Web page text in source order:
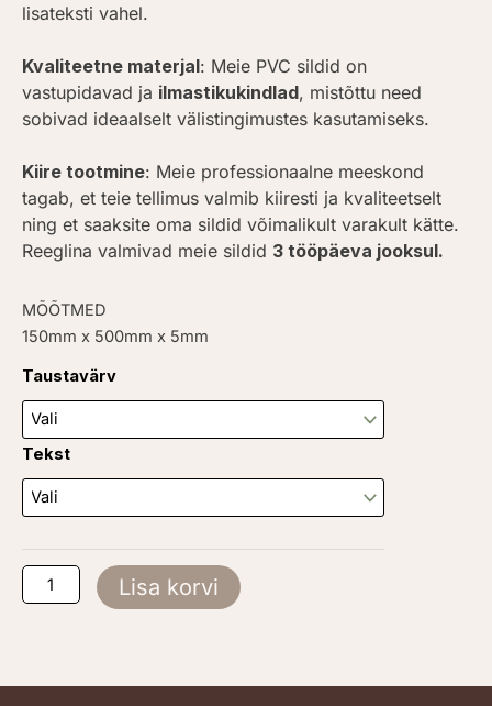
lisateksti vahel.
Kvaliteetne materjal: Meie PVC sildid on
vastupidavad ja ilmastikukindlad, mistõttu need
sobivad ideaalselt välistingimustes kasutamiseks.
Kiire tootmine: Meie professionaalne meeskond
tagab, et teie tellimus valmib kiiresti ja kvaliteetselt
ning et saaksite oma sildid võimalikult varakult kätte.
Reeglina valmivad meie sildid 3 tööpäeva jooksul.
MÕÕTMED
150mm x 500mm x 5mm
Taustavärv
Tekst
Eramaa
kogus
Lisa korvi